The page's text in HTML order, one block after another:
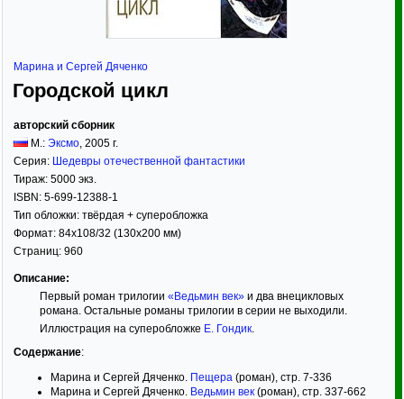
Марина и Сергей Дяченко
Городской цикл
авторский сборник
М.: Эксмо, 2005 г.
Серия: Шедевры отечественной фантастики
Тираж: 5000 экз.
ISBN: 5-699-12388-1
Тип обложки: твёрдая + суперобложка
Формат: 84x108/32 (130x200 мм)
Страниц: 960
Описание:
Первый роман трилогии «Ведьмин век»и два внецикловых
романа. Остальные романы трилогии в серии не выходили.
Иллюстрация на суперобложке Е. Гондик.
Содержание:
Марина и Сергей Дяченко. Пещера (роман), стр. 7-336
Марина и Сергей Дяченко. Ведьмин век (роман), стр. 337-662